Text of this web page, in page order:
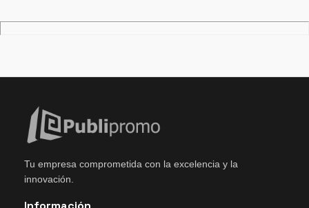
Tu empresa comprometida con la excelencia y la
innovación.